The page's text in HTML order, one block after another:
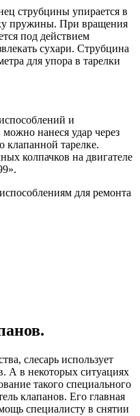
струбцины упирается в
пружины. При вращения
под действием
сухари. Струбцина
для упора в тарелки
и
нанеся удар через
клапанной тарелке.
колпачков на двигателе
для ремонта
слесарь использует
А в некоторых ситуациях
такого специального
клапанов. Его главная
специалисту в снятии